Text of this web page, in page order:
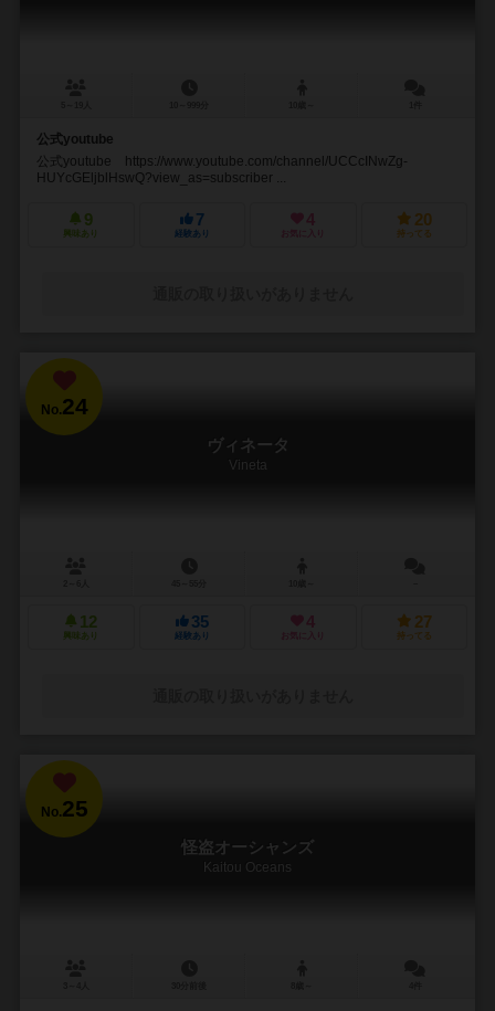
公式youtube
公式youtube https://www.youtube.com/channel/UCCcINwZg-
HUYcGEljblHswQ?view_as=subscriber ...
9
興味あり
7
経験あり
4
お気に入り
20
持ってる
No.24
ヴィネータ
Vineta
12
興味あり
35
経験あり
4
お気に入り
27
持ってる
No.25
怪盗オーシャンズ
Kaitou Oceans